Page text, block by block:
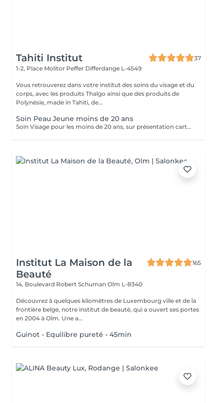
Tahiti Institut
37
1-2, Place Molitor Peffer Differdange L-4549
Vous retrouverez dans votre institut des soins du visage et du
corps, avec les produits Thalgo ainsi que des produits de
Polynésie, made in Tahiti, de...
Soin Peau Jeune moins de 20 ans
Soin Visage pour les moins de 20 ans, sur présentation carte d'identité. Soin nettoyant et traitant. Pour peau jeune à imperfections.
Institut La Maison de la
Beauté
165
14, Boulevard Robert Schuman Olm L-8340
Découvrez à quelques kilomètres de Luxembourg ville et de la
frontière belge, notre institut de beauté, qui a ouvert ses portes
en 2004 à Olm. Une a...
Guinot - Equilibre pureté - 45min